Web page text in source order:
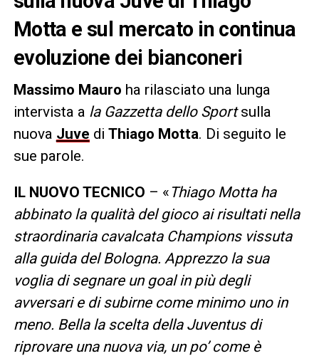
Motta e sul mercato in continua
evoluzione dei bianconeri
Massimo Mauro ha rilasciato una lunga
intervista a la Gazzetta dello Sportsulla
nuova Juve di Thiago Motta. Di seguito le
sue parole.
IL NUOVO TECNICO – « Thiago Motta ha
abbinato la qualità del gioco ai risultati nella
straordinaria cavalcata Champions vissuta
alla guida del Bologna. Apprezzo la sua
voglia di segnare un goal in più degli
avversari e di subirne come minimo uno in
meno. Bella la scelta della Juventus di
riprovare una nuova via, un po’ come è